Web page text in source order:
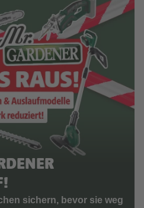
sichern, bevor sie weg